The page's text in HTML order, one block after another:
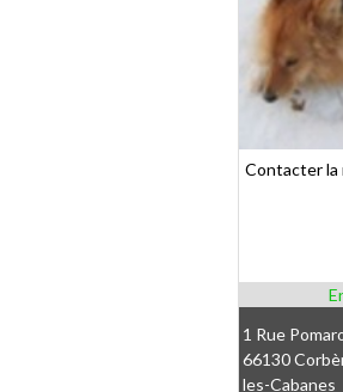
Contacter la
1 Rue
66130
les-Cabanes